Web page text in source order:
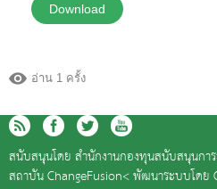
Download
อ่าน 1 ครั้ง
สนับสนุนโดย สำนักงานกองทุนสนับสนุนกา
สถาบัน ChangeFusion<พัฒนาระบบโดย